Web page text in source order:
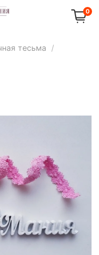
0
тесьма